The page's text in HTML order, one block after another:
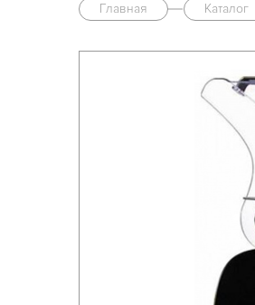
Главная Каталог